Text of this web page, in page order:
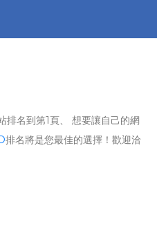
排名到第1頁、 想要讓自己的網
排名將是您最佳的選擇！歡迎洽